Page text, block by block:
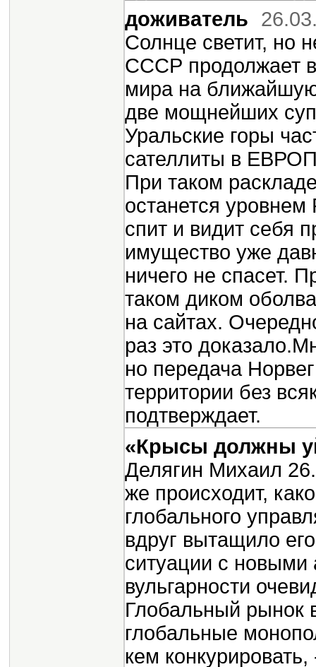
доживатель
Солнце светит, но
СССР продолжает
мира на ближайшую
две мощнейших
Уральские горы
сателлиты в
При таком
останется
спит и видит себя
имущество уже
ничего не спасет.
таком диком
на сайтах.
раз это
но передача
территории без
подтверждает.
«Крысы должны
Делягин Михаил 26.03.2011 За ушко да на солнышко? Что же происходит, каковы новые условия действий глобального управляющего класса, что именно и почему вдруг вытащило его на свет (хотя бы краешком) в ситуации с новыми арабскими революциями? Ответ до вульгарности очевиден: мировой экономический кризис. Глобальный рынок вполне закономерно породил глобальные монополии: их некому регулировать, им не с кем конкурировать, - и они, как и положено, загнивают. Вся мировая финансовая система под истошные крики о намечающемся выходе из кризиса качается на грани глобальной депрессии, - и в ее пропасть одинаково страшно заглядывать и профессиональным оптимистам, и «соловьям Апокалипсиса». Страшным звоночком во время паники по поводу Фукусимы стало прямое предупреждение США в адрес японского государства, чтобы оно и не думало продавать американские гособлигации. Это уже не пугающий рост доли краткосрочных бумаг - это прямое ограничение ликвидности, балансирующее на грани технического дефолта. Недаром крупнейшим кредитором правительства США стала ФРС. Стандартным, позитивным выходом из ситуации загнивания монополий в отсутствие источника внешней конкуренции является технологический рывок, который ослабляет степень монополизации. Но именно поэтому монополии стремятся сдержать технологический прогресс - и надгосударственный всеобщий глобальный управляющий класс эффективно выполняет эту функцию. Человечество, поколение назад вполне обоснованно мечтавшее о космосе и бесплатной энергии, сегодня может рассчитывать лишь на 3D-телевизор, очередной айфончик и диет-колу без всяких примесей коки. А раз позитивный выход через технологический рывок в обозримом будущем, скорее всего, невозможен, - наиболее вероятной становится попытка негативного выхода, через либеральную экономию на спичках и ограничение потребления «лишнего населения», - а это означает сваливание в депрессионную спираль. Ведь глобальный монополизм непосредственно проявляется через нехватку спроса. Сталкиваясь с ней в условиях, когда генерировать спрос путем увеличения денежной массы становится из-за чрезмерного объема денег уже невозможно, глобальные монополии, как и всякие коммерческие организмы, начинают инстинктивно сокращать издержки. Сокращение ими издержек в глобальном масштабе - это сокращение потребления населения, которое потребляет больше, чем производит. При этом под ударом оказываются отнюдь не нищие: что с них возьмешь? Они потребляют мало, и за счет еще большего сокращения их потребления много не выгадаешь. Сокращение потребления ждет средний класс, становящийся ненужным из-за распространения сверхпроизводительных постиндустриальных (пока в основном информационных) технологий. Он последовательно уничтожался в Латинской Америке и Африке, а затем и на постсоциалистическом пространстве, - но сегодня эти резервы исчерпаны, и приходит очередь среднего класса «ядра» капиталистической системы, ее метрополии - развитых стран, утративших свою сакральную ценность в глазах эмансипировавшегося, отделившегося от них глобального управляющего класса. При этом принципиально важно, но социальна утилизация среднего класса развитых стран - пресловутого «золотого миллиарда» - отнюдь не решит проблемы, но лишь переведет их в новые, постэкономическую и